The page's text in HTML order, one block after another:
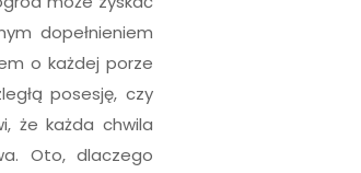
dopełnieniem
o każdej porze
posesję, czy
że każda chwila
Oto, dlaczego